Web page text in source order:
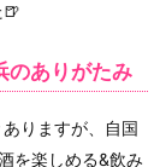
のありがたみ
りますが、自国
を楽しめる&飲み